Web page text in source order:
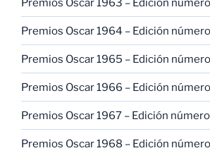
Premios Oscar 1963 – Edición
Premios Oscar 1964 – Edición
Premios Oscar 1965 – Edición
Premios Oscar 1966 – Edición
Premios Oscar 1967 – Edición
Premios Oscar 1968 – Edición